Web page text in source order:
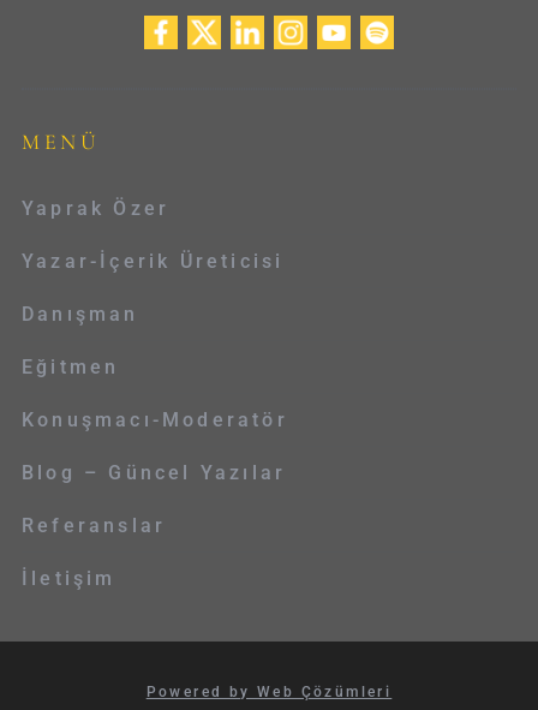
MENÜ
Yaprak Özer
Yazar-İçerik Üreticisi
Danışman
Eğitmen
Konuşmacı-Moderatör
Blog – Güncel Yazılar
Referanslar
İletişim
Powered by Web Çözümleri